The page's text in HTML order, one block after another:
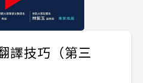
譯技巧（第三